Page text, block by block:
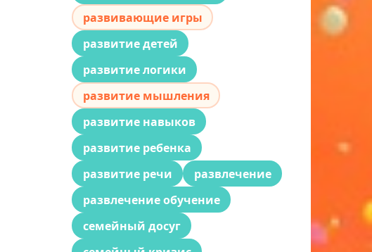
развивающие игры
развитие детей
развитие логики
развитие мышления
развитие навыков
развитие ребенка
развитие речи
развлечение
развлечение обучение
семейный досуг